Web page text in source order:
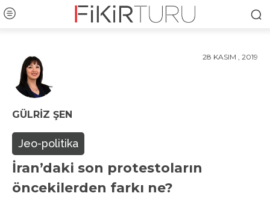
28 KASIM , 2019
GÜLRIZ ŞEN
Jeo-politika
İran’daki son protestoların
öncekilerden farkı ne?